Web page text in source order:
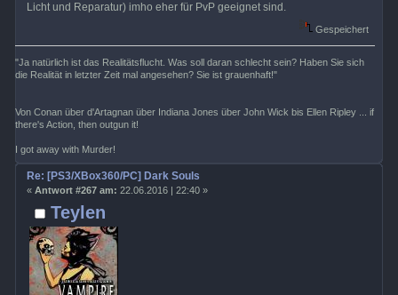
Licht und Reparatur) imho eher für PvP geeignet sind.
Gespeichert
"Ja natürlich ist das Realitätsflucht. Was soll daran schlecht sein? Haben Sie sich
die Realität in letzter Zeit mal angesehen? Sie ist grauenhaft!"
Von Conan über d'Artagnan über Indiana Jones über John Wick bis Ellen Ripley ... if
there's Action, then outgun it!
I got away with Murder!
Teylen
Re: [PS3/XBox360/PC] Dark Souls
« Antwort #267 am: 22.06.2016 | 22:40 »